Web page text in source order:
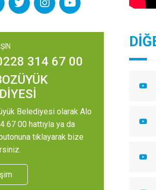
314 67 00
Belediyesi olarak Alo
67 00 hattıyla ya da
tıklayarak bize